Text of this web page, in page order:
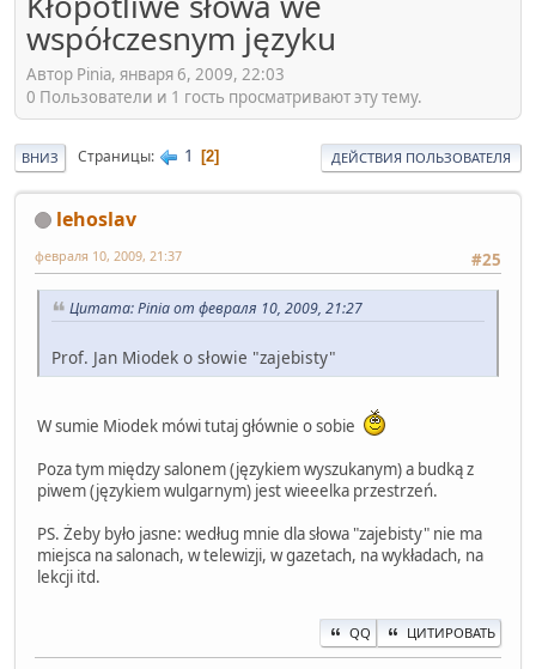
współczesnym języku
Автор Pinia, января 6, 2009, 22:03
0 Пользователи и 1 гость просматривают эту тему.
ВНИЗ Страницы 1 2 ДЕЙСТВИЯ ПОЛЬЗОВАТЕЛЯ
lehoslav
#25
февраля 10, 2009, 21:37
Цитата: Pinia от февраля 10, 2009, 21:27
Prof. Jan Miodek o słowie "zajebisty"
W sumie Miodek mówi tutaj głównie o sobie
Poza tym między salonem (językiem wyszukanym) a budką z
piwem (językiem wulgarnym) jest wieeelka przestrzeń.
PS. Żeby było jasne: według mnie dla słowa "zajebisty" nie ma
miejsca na salonach, w telewizji, w gazetach, na wykładach, na
lekcji itd.
QQ ЦИТИРОВАТЬ